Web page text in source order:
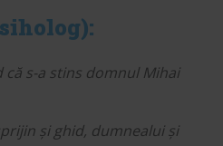
că s-a stins domnul Mihai
și ghid, dumnealui și